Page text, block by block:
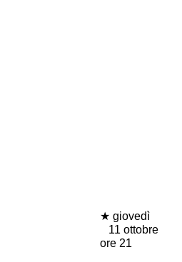
★ giovedì
11 ottobre
ore 21